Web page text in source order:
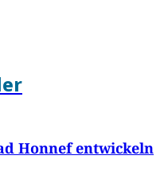
Honnef entwickeln